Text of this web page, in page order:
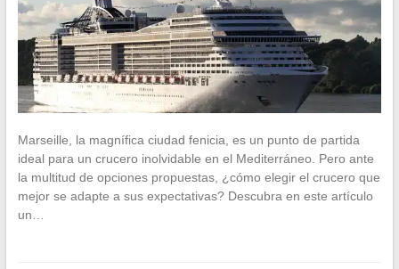
Marseille, la magnífica ciudad fenicia, es un punto de partida
ideal para un crucero inolvidable en el Mediterráneo. Pero ante
la multitud de opciones propuestas, ¿cómo elegir el crucero que
mejor se adapte a sus expectativas? Descubra en este artículo
un…